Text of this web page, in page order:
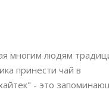
многим людям
принести чай в
- это